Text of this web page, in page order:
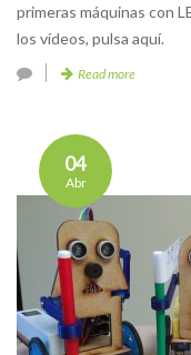
primeras máquinas con
los vídeos, pulsa aquí.
Read more
04
Abr